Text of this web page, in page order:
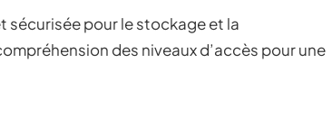
pour le stockage et la
des niveaux d’accès pour une